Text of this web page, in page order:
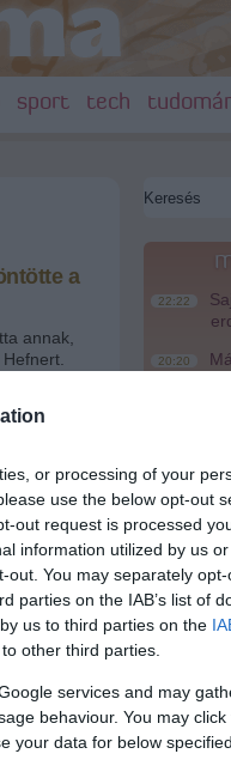
or processing of your
use the below opt-out
out request is processed
information utilized by us
You may separately
parties on the IAB’s list of
us to third parties on the
other third parties.
services and may
behaviour. You may
your data for below
sport tech
a
annak,
atyja elé!
Hefnert
egy
kezében
22:22
20:20
A
16:21
12:56
a